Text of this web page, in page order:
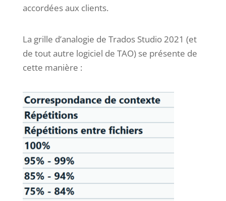
accordées aux clients.
La grille d’analogie de Trados Studio 2021 (et
de tout autre logiciel de TAO) se présente de
cette manière :